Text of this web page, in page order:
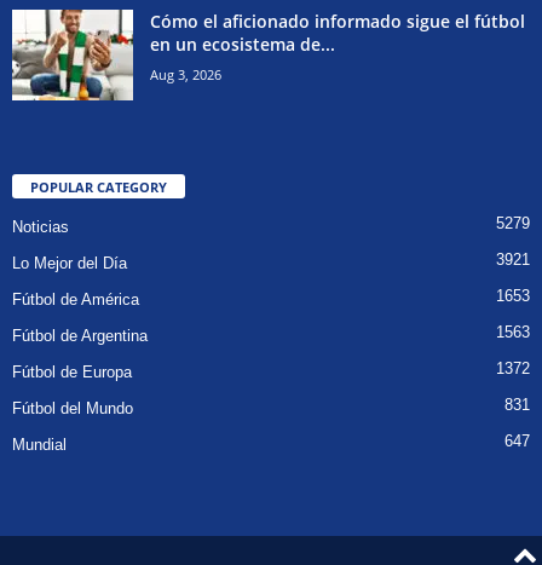
Cómo el aficionado informado sigue el fútbol
en un ecosistema de...
Aug 3, 2026
POPULAR CATEGORY
Noticias 5279
Lo Mejor del Día 3921
Fútbol de América 1653
Fútbol de Argentina 1563
Fútbol de Europa 1372
Fútbol del Mundo 831
Mundial 647